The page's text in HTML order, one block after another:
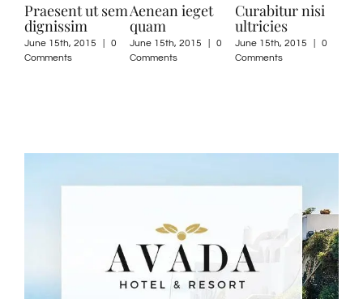
Praesent ut sem
dignissim
June 15th, 2015
0
Comments
Aenean ieget
quam
June 15th, 2015
0
Comments
Curabitur nisi
ultricies
June 15th, 2015
0
Comments